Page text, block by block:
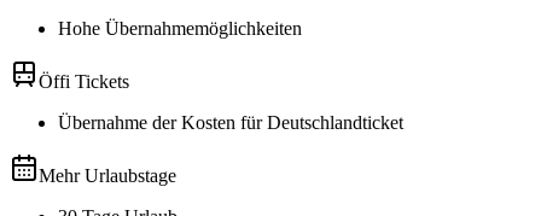
Hohe Übernahmemöglichkeiten
Öffi Tickets
Übernahme der Kosten für Deutschlandticket
Mehr Urlaubstage